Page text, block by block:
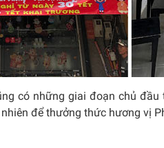
có những giai đoạn chủ
để thưởng thức hương vị